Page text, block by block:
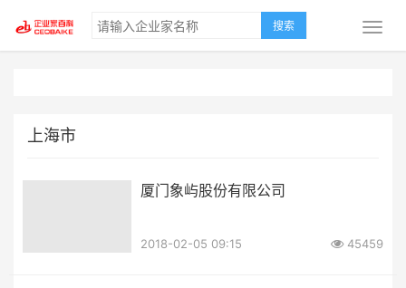
搜索
上海市
厦门象屿股份有限公司
2018-02-05 09:15 45459